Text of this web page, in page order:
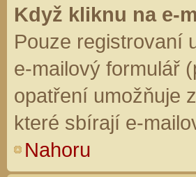
Když kliknu na e-
Pouze registrovaní
e-mailový formulář
opatření umožňuje
které sbírají e-
Nahoru